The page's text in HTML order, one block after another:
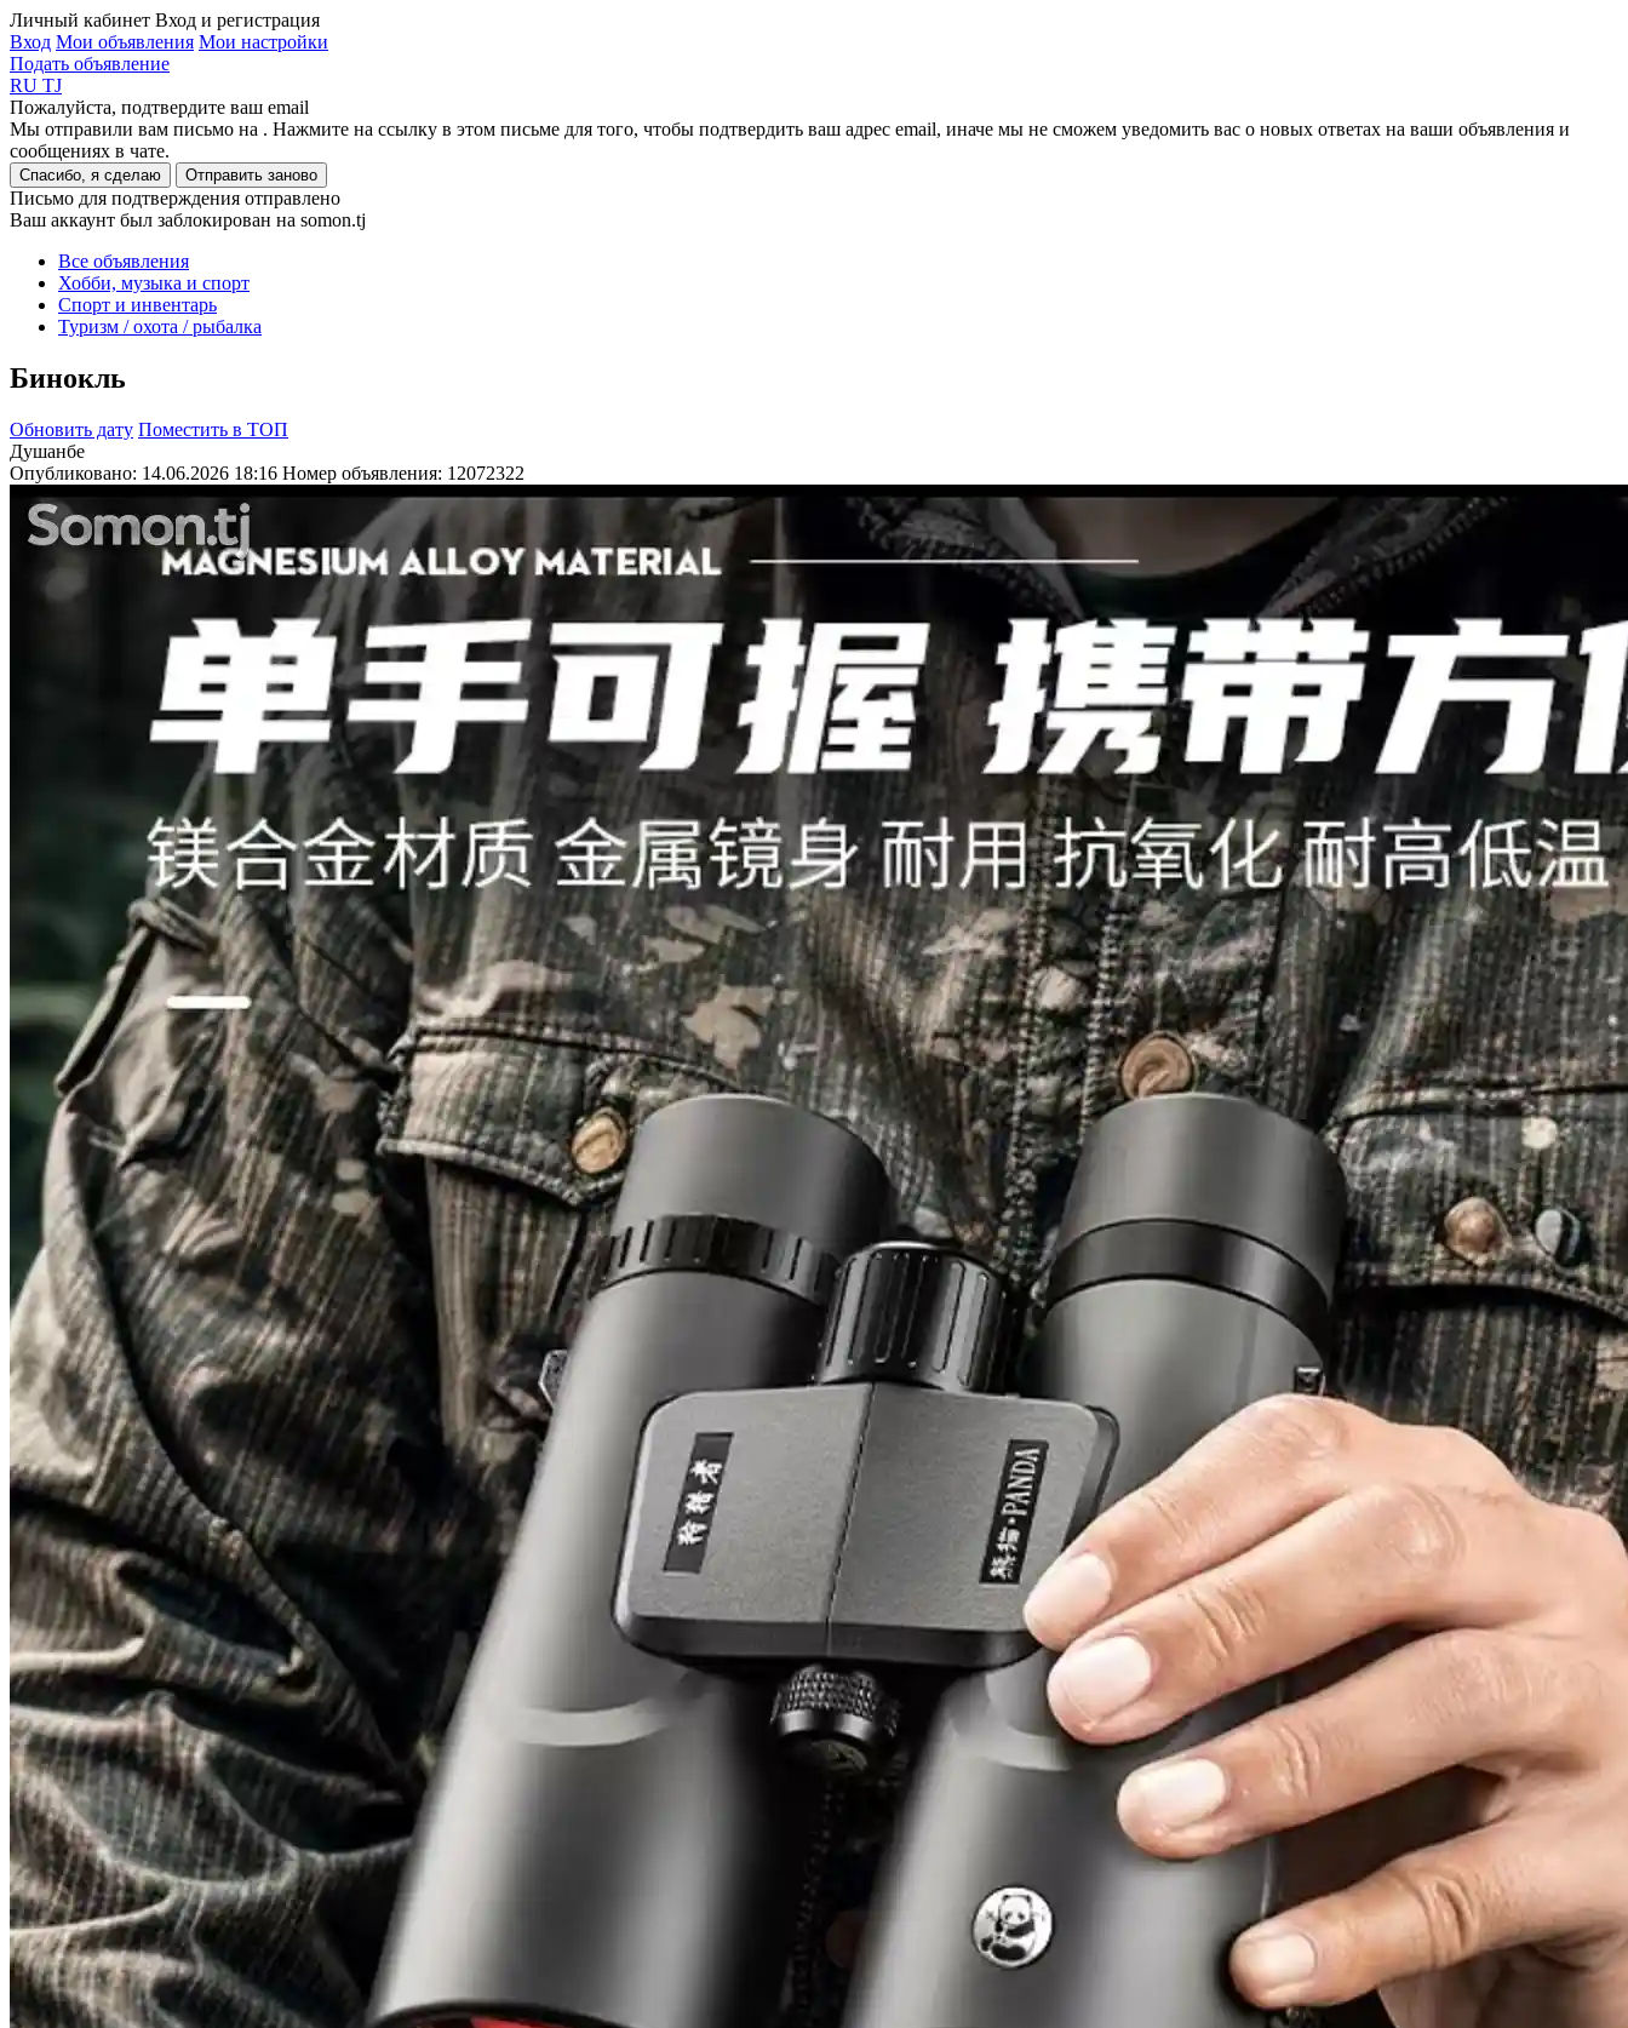
Личный кабинет Вход и регистрация
Вход Мои объявления Мои настройки
Подать объявление
RU TJ
Пожалуйста, подтвердите ваш email
Мы отправили вам письмо на . Нажмите на ссылку в этом письме для того, чтобы подтвердить ваш адрес email, иначе мы не сможем уведомить вас о новых ответах на ваши объявления и
сообщениях в чате.
Спасибо, я сделаю Отправить заново
Письмо для подтверждения отправлено
Ваш аккаунт был заблокирован на somon.tj
Все объявления
Хобби, музыка и спорт
Спорт и инвентарь
Туризм / охота / рыбалка
Бинокль
Обновить дату Поместить в ТОП
Душанбе
Опубликовано: 14.06.2026 18:16 Номер объявления: 12072322